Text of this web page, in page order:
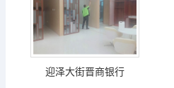
迎泽大街晋商银行